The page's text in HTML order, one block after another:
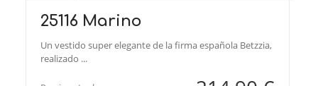
25116 Marino
Un vestido super elegante de la firma española Betzzia,
realizado ...